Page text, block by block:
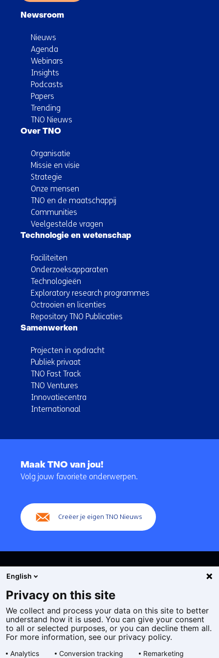
Newsroom
Nieuws
Agenda
Webinars
Insights
Podcasts
Papers
Trending
TNO Nieuws
Over TNO
Organisatie
Missie en visie
Strategie
Onze mensen
TNO en de maatschappij
Communities
Veelgestelde vragen
Technologie en wetenschap
Faciliteiten
Onderzoeksapparaten
Technologieën
Exploratory research programmes
Octrooien en licenties
Repository TNO Publicaties
Samenwerken
Projecten in opdracht
Publiek privaat
TNO Fast Track
TNO Ventures
Innovatiecentra
Internationaal
navigatie
Maak TNO van jou!
Volg jouw favoriete onderwerpen.
Creëer je eigen TNO Nieuws
Cookies
Privacy statement
Toegankelijkheid
English
Privacy on this site
We collect and process your data on this site to better
understand how it is used. You can give your consent
to all or selected purposes, or you can decline them all.
For more information, see our privacy policy.
Analytics Conversion tracking Remarketing